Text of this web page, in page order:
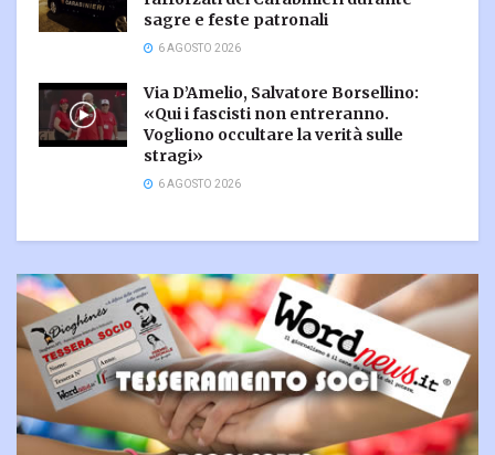
sagre e feste patronali
6 AGOSTO 2026
Via D’Amelio, Salvatore Borsellino:
«Qui i fascisti non entreranno.
Vogliono occultare la verità sulle
stragi»
6 AGOSTO 2026